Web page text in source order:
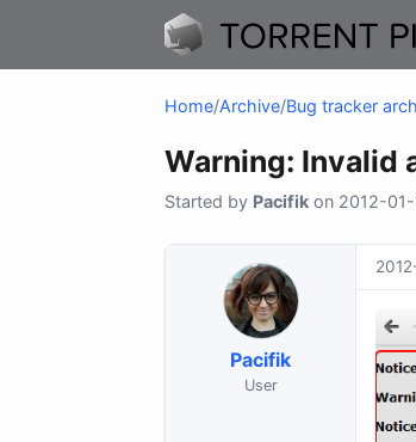
Home/Archive/Bug tracker
Warning: Invalid
Started by Pacifik on 2012-
Pacifik
User